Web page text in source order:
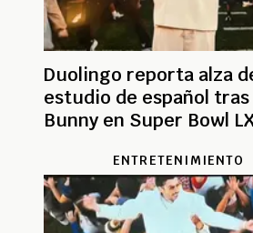
Duolingo reporta alza
estudio de español tras
Bunny en Super Bowl
ENTRETENIMIENTO